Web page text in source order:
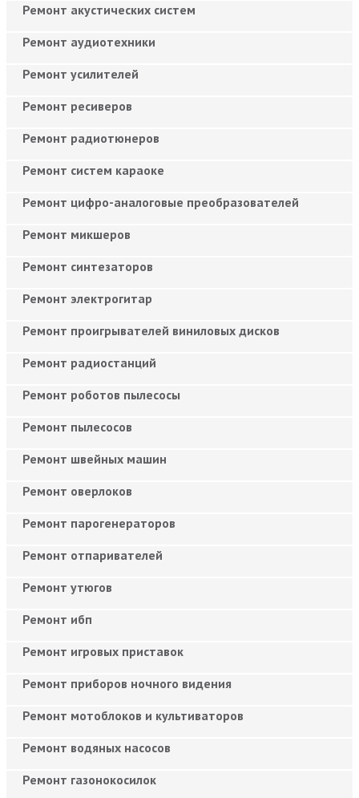
Ремонт акустических систем
Ремонт аудиотехники
Ремонт усилителей
Ремонт ресиверов
Ремонт радиотюнеров
Ремонт систем караоке
Ремонт цифро-аналоговые преобразователей
Ремонт микшеров
Ремонт синтезаторов
Ремонт электрогитар
Ремонт проигрывателей виниловых дисков
Ремонт радиостанций
Ремонт роботов пылесосы
Ремонт пылесосов
Ремонт швейных машин
Ремонт оверлоков
Ремонт парогенераторов
Ремонт отпаривателей
Ремонт утюгов
Ремонт ибп
Ремонт игровых приставок
Ремонт приборов ночного видения
Ремонт мотоблоков и культиваторов
Ремонт водяных насосов
Ремонт газонокосилок